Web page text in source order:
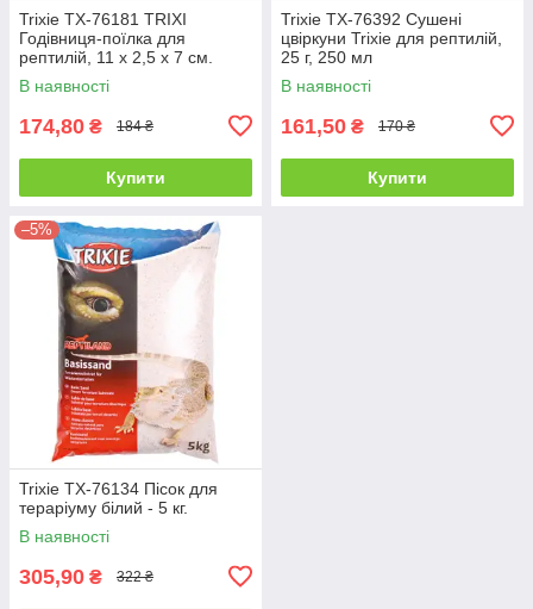
Trixie TX-76181 TRIXІ
Годівниця-поїлка для
рептилій, 11 x 2,5 x 7 см.
Прикраса: степова скеля
В наявності
174,80 ₴ 184 ₴
Купити
Trixie TX-76392 Сушені
цвіркуни Trixie для рептилій,
25 г, 250 мл
В наявності
161,50 ₴ 170 ₴
Купити
–5%
Trixie TX-76134 Пісок для
тераріуму білий - 5 кг.
В наявності
305,90 ₴ 322 ₴